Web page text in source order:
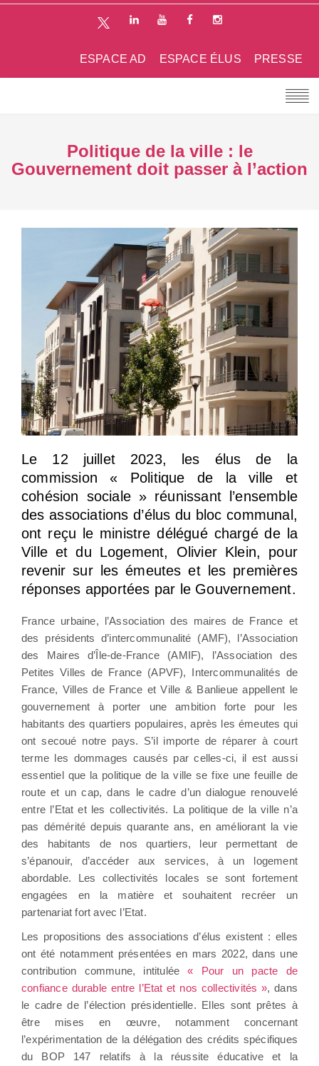
PRESSE
ESPACE ÉLUS
ESPACE AD
Politique de la ville : le
Gouvernement doit passer à l’action
Le 12 juillet 2023, les élus de la
commission « Politique de la ville et
cohésion sociale » réunissant l’ensemble
des associations d’élus du bloc communal,
ont reçu le ministre délégué chargé de la
Ville et du Logement, Olivier Klein, pour
revenir sur les émeutes et les premières
réponses apportées par le Gouvernement.
France urbaine, l’Association des maires de France et
des présidents d’intercommunalité (AMF), l’Association
des Maires d’Île-de-France (AMIF), l’Association des
Petites Villes de France (APVF), Intercommunalités de
France, Villes de France et Ville & Banlieue appellent le
gouvernement à porter une ambition forte pour les
habitants des quartiers populaires, après les émeutes qui
ont secoué notre pays. S’il importe de réparer à court
terme les dommages causés par celles-ci, il est aussi
essentiel que la politique de la ville se fixe une feuille de
route et un cap, dans le cadre d’un dialogue renouvelé
entre l’Etat et les collectivités. La politique de la ville n’a
pas démérité depuis quarante ans, en améliorant la vie
des habitants de nos quartiers, leur permettant de
s’épanouir, d’accéder aux services, à un logement
abordable. Les collectivités locales se sont fortement
engagées en la matière et souhaitent recréer un
partenariat fort avec l’Etat.
Les propositions des associations d’élus existent : elles
ont été notamment présentées en mars 2022, dans une
contribution commune, intitulée« Pour un pacte de
confiance durable entre l’Etat et nos collectivités », dans
le cadre de l’élection présidentielle. Elles sont prêtes à
être mises en œuvre, notamment concernant
l’expérimentation de la délégation des crédits spécifiques
du BOP 147 relatifs à la réussite éducative et la